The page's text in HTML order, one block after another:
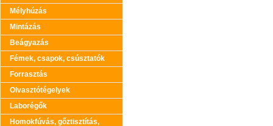
Mélyhúzás
Mintázás
Beágyazás
Fémek, csapok, csúsztatók
Forrasztás
Olvasztótégelyek
Laborégők
Homokfúvás, gőztisztítás,